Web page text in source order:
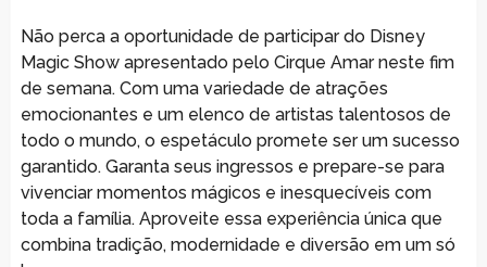
Não perca a oportunidade de participar do Disney
Magic Show apresentado pelo Cirque Amar neste fim
de semana. Com uma variedade de atrações
emocionantes e um elenco de artistas talentosos de
todo o mundo, o espetáculo promete ser um sucesso
garantido. Garanta seus ingressos e prepare-se para
vivenciar momentos mágicos e inesquecíveis com
toda a família. Aproveite essa experiência única que
combina tradição, modernidade e diversão em um só